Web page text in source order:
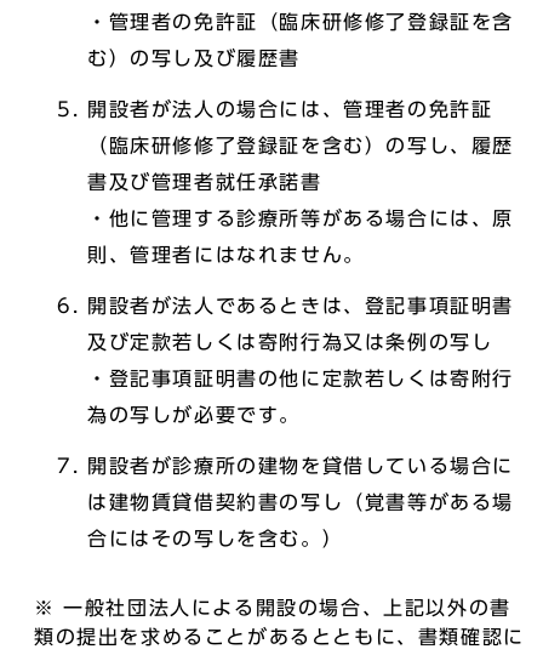
・管理者の免許証（臨床研修修了登録証を含
む）の写し及び履歴書
開設者が法人の場合には、管理者の免許証
（臨床研修修了登録証を含む）の写し、履歴
書及び管理者就任承諾書
・他に管理する診療所等がある場合には、原
則、管理者にはなれません。
開設者が法人であるときは、登記事項証明書
及び定款若しくは寄附行為又は条例の写し
・登記事項証明書の他に定款若しくは寄附行
為の写しが必要です。
開設者が診療所の建物を貸借している場合に
は建物賃貸借契約書の写し（覚書等がある場
合にはその写しを含む。）
※ 一般社団法人による開設の場合、上記以外の書
類の提出を求めることがあるとともに、書類確認に